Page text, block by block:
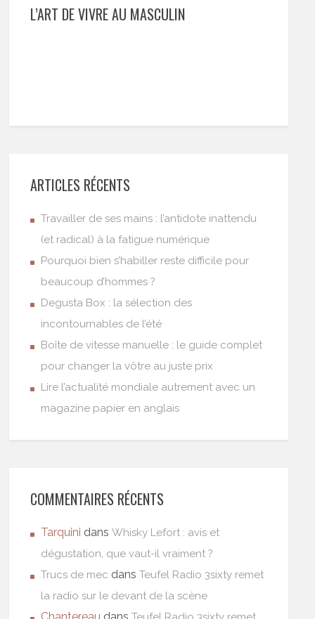
L’ART DE VIVRE AU MASCULIN
ARTICLES RÉCENTS
Travailler de ses mains : l’antidote inattendu
(et radical) à la fatigue numérique
Pourquoi bien s’habiller reste difficile pour
beaucoup d’hommes ?
Degusta Box : la sélection des
incontournables de l’été
Boîte de vitesse manuelle : le guide complet
pour changer la vôtre au juste prix
Lire l’actualité mondiale autrement avec un
magazine papier en anglais
COMMENTAIRES RÉCENTS
Tarquini dansWhisky Lefort : avis et
dégustation, que vaut-il vraiment ?
Trucs de mec dansTeufel Radio 3sixty remet
la radio sur le devant de la scène
Chantereau dans